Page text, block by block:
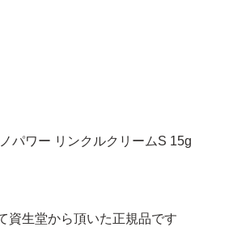
パワー リンクルクリームS 15g
資生堂から頂いた正規品です